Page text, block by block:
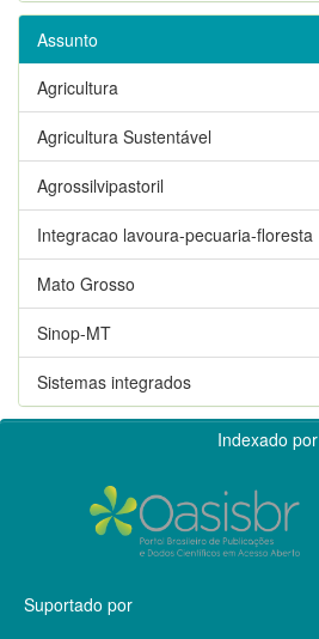
Assunto
Agricultura
Agricultura Sustentável
Agrossilvipastoril
Integracao lavoura-pecuaria-floresta
Mato Grosso
Sinop-MT
Sistemas integrados
Indexado por
Suportado por